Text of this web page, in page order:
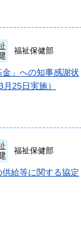
福祉保健部
金」への知事感謝状
25日実施）
福祉保健部
給等に関する協定